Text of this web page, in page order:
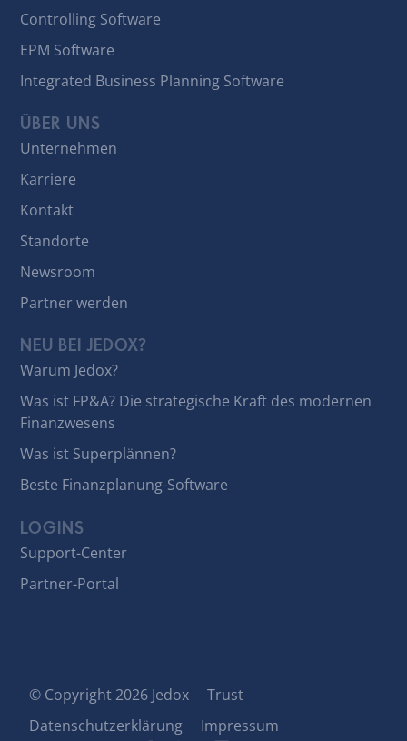
Controlling Software
EPM Software
Integrated Business Planning Software
ÜBER UNS
Unternehmen
Karriere
Kontakt
Standorte
Newsroom
Partner werden
NEU BEI JEDOX?
Warum Jedox?
Was ist FP&A? Die strategische Kraft des modernen
Finanzwesens
Was ist Superplännen?
Beste Finanzplanung-Software
LOGINS
Support-Center
Partner-Portal
© Copyright 2026 Jedox
Trust
Datenschutzerklärung
Impressum